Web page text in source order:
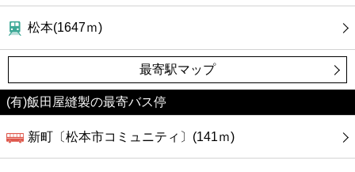
松本(1647ｍ)
最寄駅マップ
(有)飯田屋縫製の最寄バス停
新町〔松本市コミュニティ〕(141ｍ)